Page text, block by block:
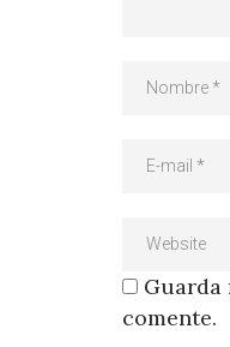
Guarda
comente.